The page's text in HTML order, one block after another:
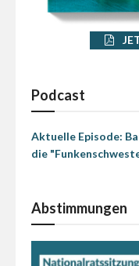
Podcast
Aktuelle Episode:
die
Abstimmungen